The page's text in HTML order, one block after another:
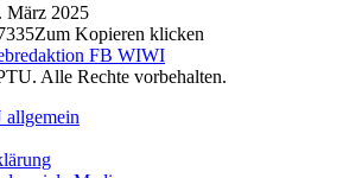
März 2025
Zum Kopieren klicken
FB WIWI
Alle Rechte vorbehalten.